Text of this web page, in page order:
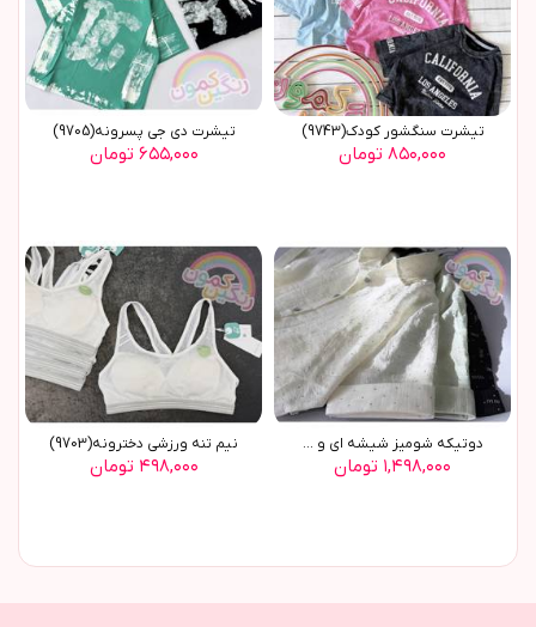
تیشرت سنگشور کودک(9743)
۸۵۰,۰۰۰ تومان
تیشرت دی جی پسرونه(9705)
۶۵۵,۰۰۰ تومان
دوتیکه شومیز شیشه ای و ...
۱,۴۹۸,۰۰۰ تومان
نیم تنه ورزشی دخترونه(9703)
۴۹۸,۰۰۰ تومان